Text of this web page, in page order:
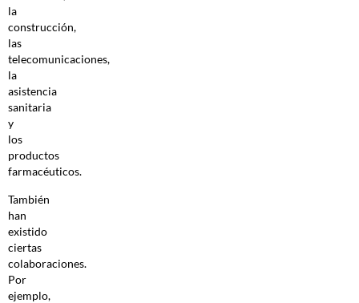
la
construcción,
las
telecomunicaciones,
la
asistencia
sanitaria
y
los
productos
farmacéuticos.
También
han
existido
ciertas
colaboraciones.
Por
ejemplo,